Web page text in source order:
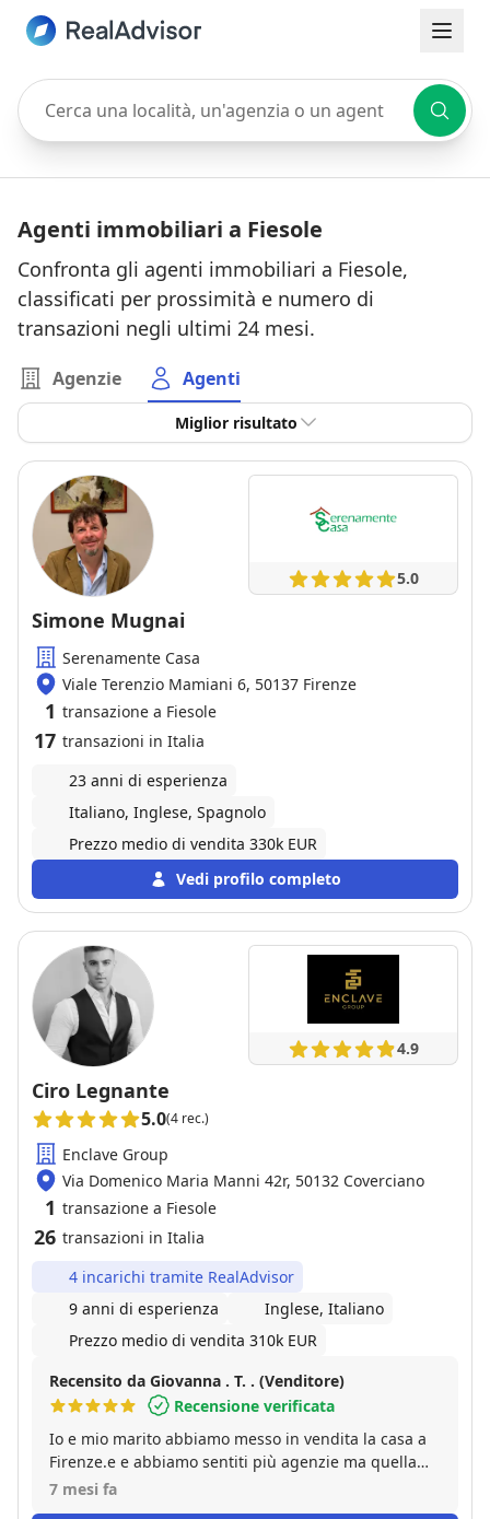
Cerca una località, un'agenzia o un agente
Agenti immobiliari a Fiesole
Confronta gli agenti immobiliari a Fiesole,
classificati per prossimità e numero di
transazioni negli ultimi 24 mesi.
Agenzie Agenti
Miglior risultato
5.0
Simone Mugnai
Serenamente Casa
Viale Terenzio Mamiani 6, 50137 Firenze
1 transazione a Fiesole
17 transazioni in Italia
23 anni di esperienza
Italiano, Inglese, Spagnolo
Prezzo medio di vendita 330k EUR
Vedi profilo completo
4.9
Ciro Legnante
5.0(4 rec.)
Enclave Group
Via Domenico Maria Manni 42r, 50132 Coverciano
1 transazione a Fiesole
26 transazioni in Italia
4 incarichi tramite RealAdvisor
9 anni di esperienza
Inglese, Italiano
Prezzo medio di vendita 310k EUR
Recensito da Giovanna . T. . (Venditore)
Recensione verificata
Io e mio marito abbiamo messo in vendita la casa a
Firenze.e e abbiamo sentiti più agenzie ma quella
che ci ha dato fiducia chiarimenti disponibilità e
7 mesi fa